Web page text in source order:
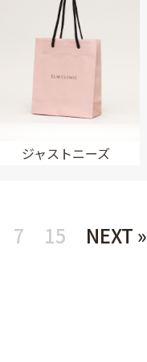
ジャストニーズ
7 15 NEXT »